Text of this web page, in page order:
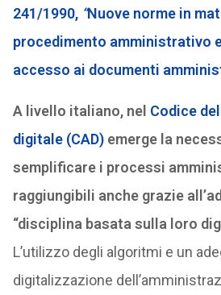
241/1990, “Nuove norme in
procedimento amministrativo
accesso ai documenti
A livello italiano, nel Codice
digitale (CAD)emerge la
semplificare i processi
raggiungibili anche grazie
“disciplina basata sulla loro
L’utilizzo degli algoritmi e un
digitalizzazione